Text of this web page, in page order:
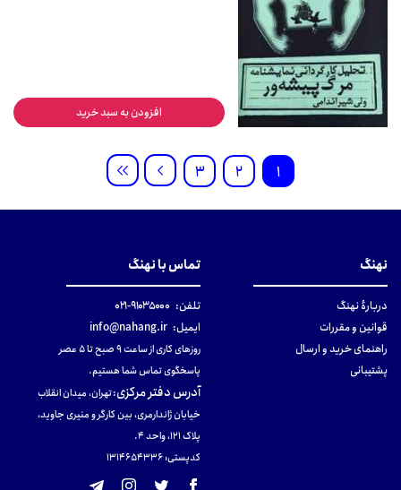
افزودن به سبد خرید
1
2
3
نهنگ
دربارهٔ نهنگ
قوانین و مقررات
راهنمای خرید و ارسال
پشتیبانی
تماس با نهنگ
تلفن: ۹۱۰۳۵۰۰۰-۰۲۱
ایمیل: info@nahang.ir
روزهای کاری از ساعت ۹ صبح تا ۵ عصر
پاسخگوی تماس شما هستیم.
آدرس دفتر مرکزی:تهران، میدان انقلاب
خیابان ژاندارمری، بین کارگر و منیری جاوید،
پلاک 121، واحد ۴.
کدپستی: 131465433۶